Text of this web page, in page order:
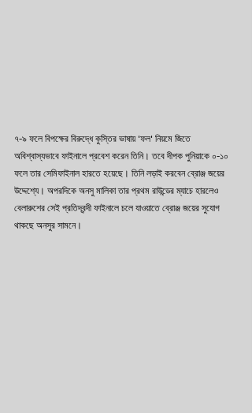
৭-৯ ফলে বিপক্ষের বিরুদ্ধে কুস্তির ভাষায় 'ফল' নিয়মে জিতে
অবিশ্বাস্যভাবে ফাইনালে প্রবেশ করেন তিনি। তবে দীপক পুনিয়াকে ০-১০
ফলে তার সেমিফাইনাল হারতে হয়েছে। তিনি লড়াই করবেন ব্রোঞ্জ জয়ের
উদ্দেশ্যে। অপরদিকে অনসু মালিকা তার প্রথম রাউন্ডের ম্যাচে হারলেও
বেলারুশের সেই প্রতিদ্বন্দী ফাইনালে চলে যাওয়াতে ব্রোঞ্জ জয়ের সুযোগ
থাকছে অনসুর সামনে।